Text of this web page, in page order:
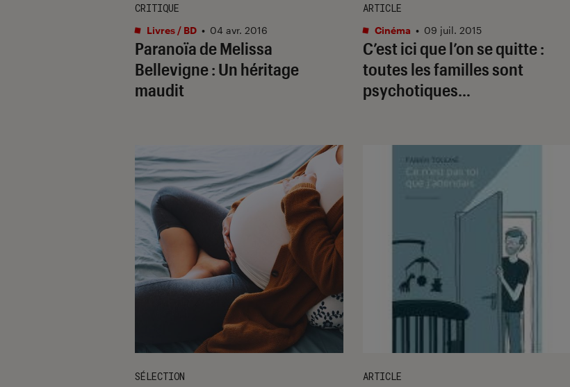
Paranoïa de Melissa
Bellevigne : Un héritage
maudit
CRITIQUE
Livres / BD • 04 avr. 2016
C’est ici que l’on se quitte :
toutes les familles sont
psychotiques…
ARTICLE
Cinéma • 09 juil. 2015
SÉLECTION ARTICLE